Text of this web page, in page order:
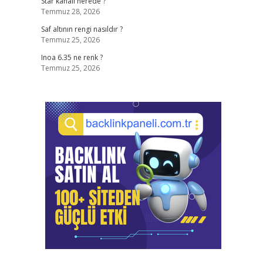
Temmuz 28, 2026
Saf altının rengi nasıldır ?
Temmuz 25, 2026
Inoa 6.35 ne renk ?
Temmuz 25, 2026